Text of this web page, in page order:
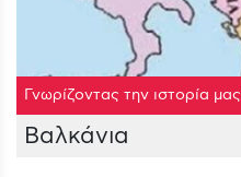
Γνωρίζοντας την ιστορία μας
Βαλκάνια